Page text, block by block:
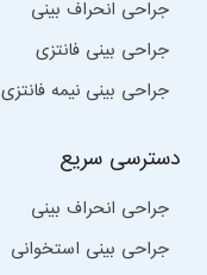
جراحی انحراف بینی
جراحی بینی فانتزی
جراحی بینی نیمه فانتزی
دسترسی سریع
جراحی انحراف بینی
جراحی بینی استخوانی